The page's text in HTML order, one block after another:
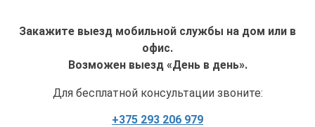
Закажите выезд мобильной службы на дом или в
офис.
Возможен выезд «День в день».
Для бесплатной консультации звоните:
+375 293 206 979